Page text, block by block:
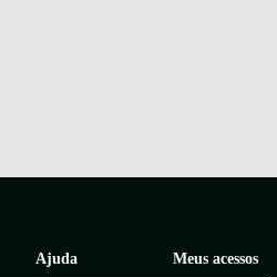
Ajuda
Meus acessos